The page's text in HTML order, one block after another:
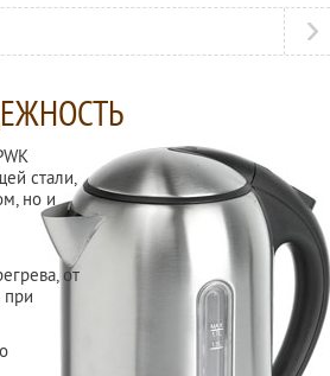
стали,
но и
от
при